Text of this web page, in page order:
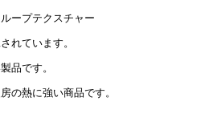
ープテクスチャー
れています。
品です。
の熱に強い商品です。